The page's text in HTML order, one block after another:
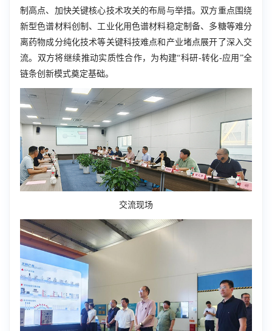
制高点、加快关键核心技术攻关的布局与举措。双方重点围绕
新型色谱材料创制、工业化用色谱材料稳定制备、多糖等难分
离药物成分纯化技术等关键科技难点和产业堵点展开了深入交
流。双方将继续推动实质性合作，为构建“科研-转化-应用”全
链条创新模式奠定基础。
交流现场